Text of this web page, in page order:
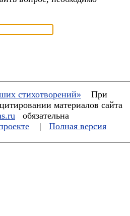
стихотворений»
При
материалов сайта
обязательна
| Полная версия